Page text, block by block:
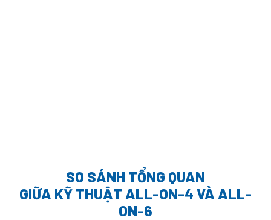
SO SÁNH TỔNG QUAN
GIỮA KỸ THUẬT ALL-ON-4 VÀ ALL-
ON-6